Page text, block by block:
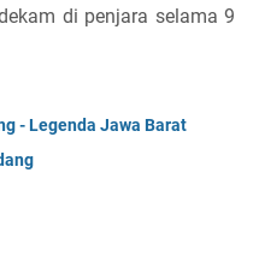
di penjara selama 9
- Legenda Jawa Barat